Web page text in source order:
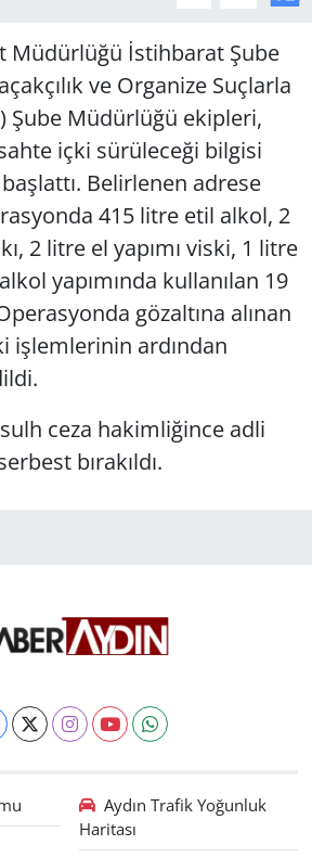
Müdürlüğü İstihbarat Şube
ve Organize Suçlarla
Şube Müdürlüğü ekipleri,
içki sürüleceği bilgisi
Belirlenen adrese
415 litre etil alkol, 2
2 litre el yapımı viski, 1 litre
yapımında kullanılan 19
gözaltına alınan
işlemlerinin ardından
sulh ceza hakimliğince adli
bırakıldı.
Aydın Trafik Yoğunluk
Haritası